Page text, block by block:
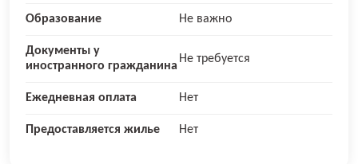
Образование Не важно
Документы у
иностранного гражданина
Не требуется
Ежедневная оплата Нет
Предоставляется жилье Нет